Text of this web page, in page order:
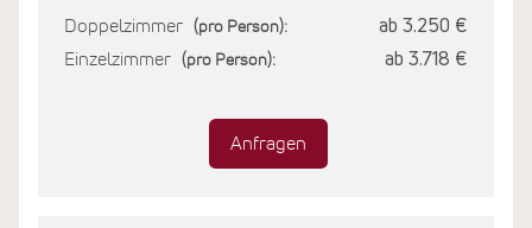
Doppelzimmer (pro Person):
ab 3.250 €
Einzelzimmer
(pro Person): ab 3.718 €
Anfragen